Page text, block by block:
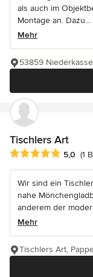
als auch im
Montage an. Dazu...
Mehr
53859
Tischlers Art
Durchschnittliche
5,0 (1
Wir sind ein
nahe
anderem der
Mehr
Tischlers Art,